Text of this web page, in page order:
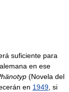
suficiente para
en ese
(Novela del
en 1949 , si